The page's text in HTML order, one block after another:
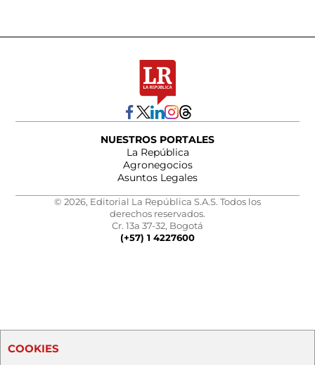
NUESTROS PORTALES
La República
Agronegocios
Asuntos Legales
© 2026, Editorial La República S.A.S. Todos los
derechos reservados.
Cr. 13a 37-32, Bogotá
(+57) 1 4227600
COOKIES